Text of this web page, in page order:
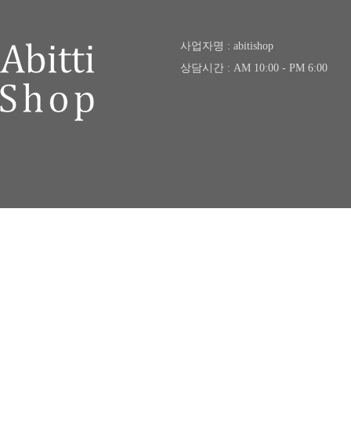
사업자명 : abitishop
상담시간 : AM 10:00 - PM 6:00